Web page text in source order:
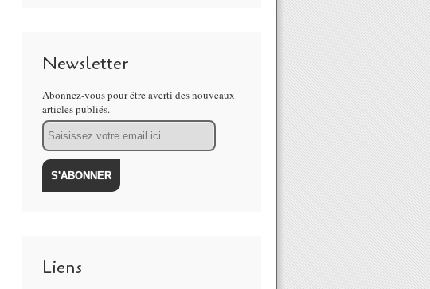
Newsletter
Abonnez-vous pour être averti des nouveaux
articles publiés.
Email
Liens